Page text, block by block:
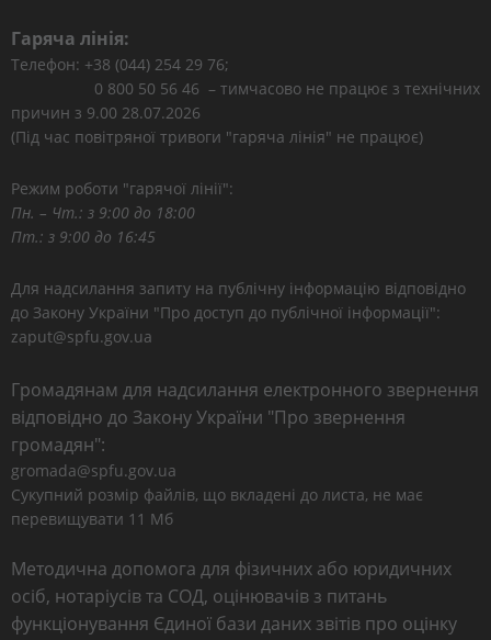
Гаряча лінія:
Телефон: +38 (044) 254 29 76;
0 800 50 56 46 – тимчасово не працює з технічних
причин з 9.00 28.07.2026
(Під час повітряної тривоги "гаряча лінія" не працює)
Режим роботи "гарячої лінії":
Пн. – Чт.: з 9:00 до 18:00
Пт.: з 9:00 до 16:45
Для надсилання запиту на публічну інформацію відповідно
до Закону України "Про доступ до публічної інформації":
zaput@spfu.gov.ua
Громадянам для надсилання електронного звернення
відповідно до Закону України "Про звернення
громадян":
gromada@spfu.gov.ua
Сукупний розмір файлів, що вкладені до листа, не має
перевищувати 11 Мб
Методична допомога для фізичних або юридичних
осіб, нотаріусів та СОД, оцінювачів з питань
функціонування Єдиної бази даних звітів про оцінку